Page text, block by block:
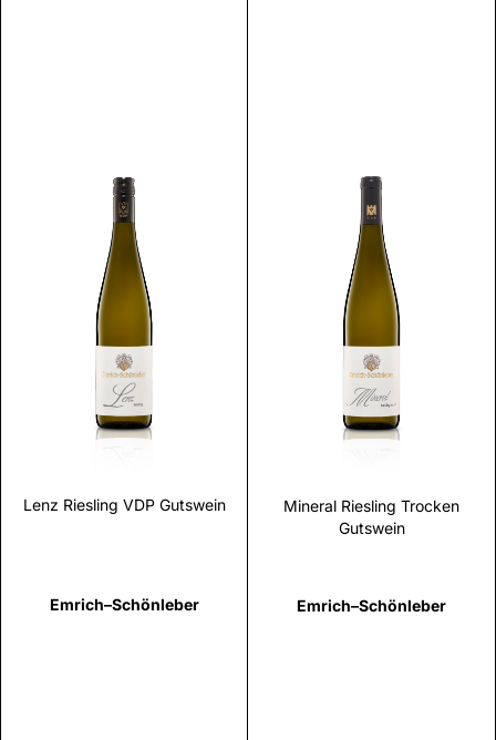
Lenz Riesling VDP Gutswein
Emrich–Schönleber
Scopri
Mineral Riesling Trocken
Gutswein
Emrich–Schönleber
Scopri